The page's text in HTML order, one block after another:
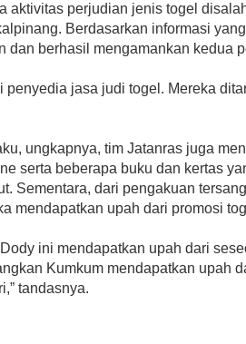
aktivitas perjudian jenis togel
Berdasarkan informasi
dan berhasil mengamankan kedua
penyedia jasa judi togel. Mereka
ungkapnya, tim Jatanras juga
serta beberapa buku dan kertas
Sementara, dari pengakuan
mendapatkan upah dari promosi
ini mendapatkan upah dari
Kumkum mendapatkan upah
tandasnya.